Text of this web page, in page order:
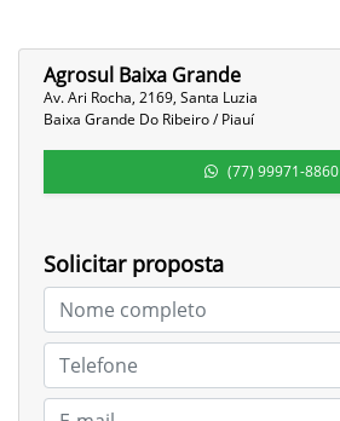
Agrosul Baixa Grande
Av. Ari Rocha, 2169, Santa Luzia
Baixa Grande Do Ribeiro / Piauí
(77) 99971-8860
Solicitar proposta